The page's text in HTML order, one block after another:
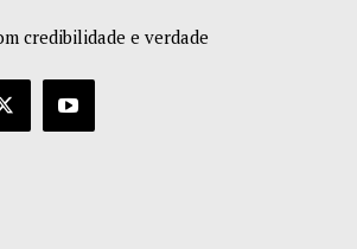
credibilidade e verdade